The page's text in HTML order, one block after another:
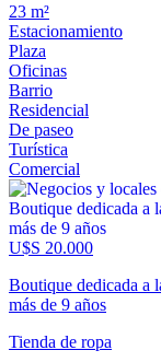
23 m²
Estacionamiento
Plaza
Oficinas
Barrio
Residencial
De paseo
Turística
Comercial
U$S 20.000
Boutique dedicada a
más de 9 años
Tienda de ropa